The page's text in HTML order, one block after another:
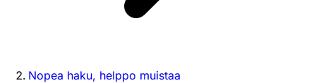
Nopea haku, helppo muistaa